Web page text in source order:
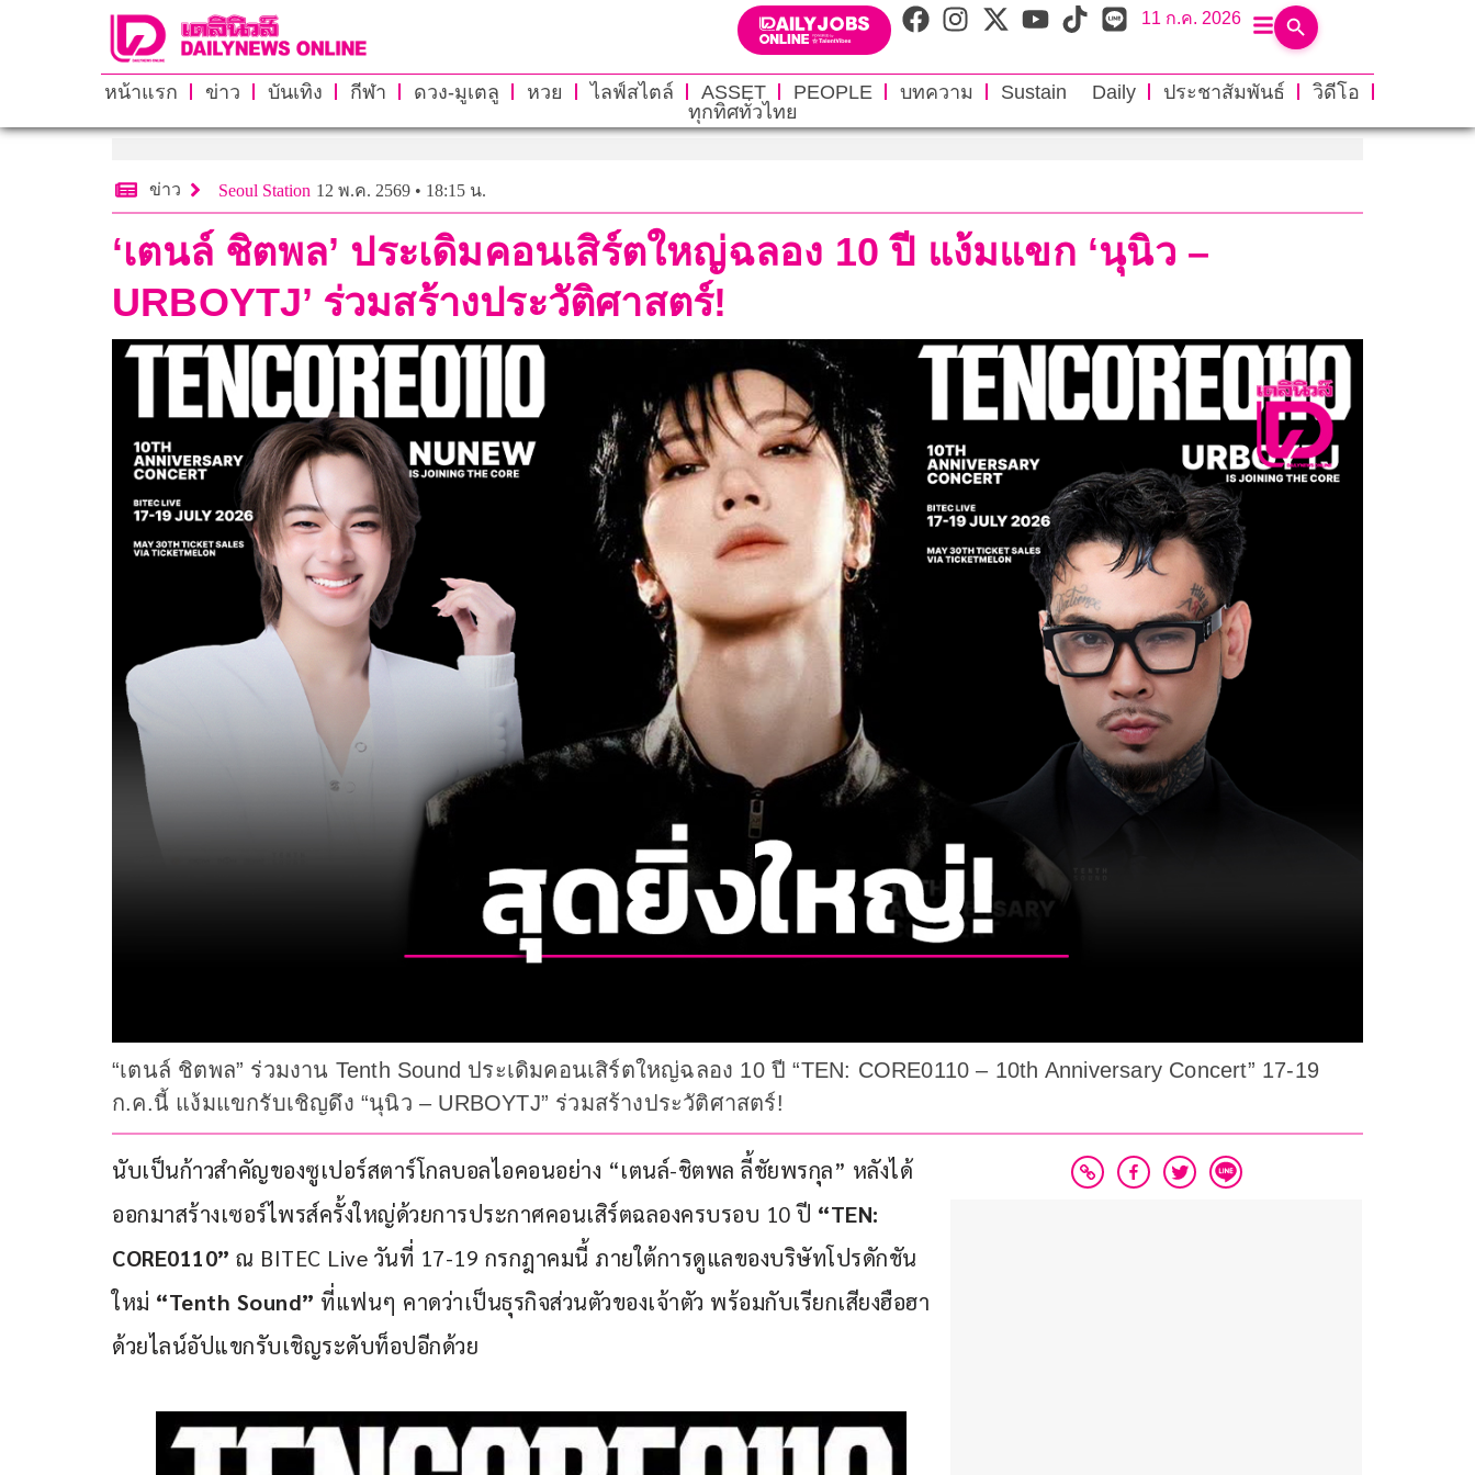
11 ก.ค. 2026
หน้าแรก ข่าว บันเทิง กีฬา ดวง-มูเตลู หวย ไลฟ์สไตล์ ASSET PEOPLE บทความ Sustain Daily ประชาสัมพันธ์
วิดีโอ
ทุกทิศทั่วไทย
ข่าว Seoul Station 12 พ.ค. 2569 • 18:15 น.
‘เตนล์ ชิตพล’ ประเดิมคอนเสิร์ตใหญ่ฉลอง 10 ปี แง้มแขก ‘นุนิว –
URBOYTJ’ ร่วมสร้างประวัติศาสตร์!
“เตนล์ ชิตพล” ร่วมงาน Tenth Sound ประเดิมคอนเสิร์ตใหญ่ฉลอง 10 ปี “TEN: CORE0110 – 10th Anniversary Concert” 17-19
ก.ค.นี้ แง้มแขกรับเชิญดึง “นุนิว – URBOYTJ” ร่วมสร้างประวัติศาสตร์!
นับเป็นก้าวสำคัญของซูเปอร์สตาร์โกลบอลไอคอนอย่าง “เตนล์-ชิตพล ลี้ชัยพรกุล” หลังได้
ออกมาสร้างเซอร์ไพรส์ครั้งใหญ่ด้วยการประกาศคอนเสิร์ตฉลองครบรอบ 10 ปี “TEN:
CORE0110” ณ BITEC Live วันที่ 17-19 กรกฎาคมนี้ ภายใต้การดูแลของบริษัทโปรดักชัน
ใหม่ “Tenth Sound” ที่แฟนๆ คาดว่าเป็นธุรกิจส่วนตัวของเจ้าตัว พร้อมกับเรียกเสียงฮือฮา
ด้วยไลน์อัปแขกรับเชิญระดับท็อปอีกด้วย